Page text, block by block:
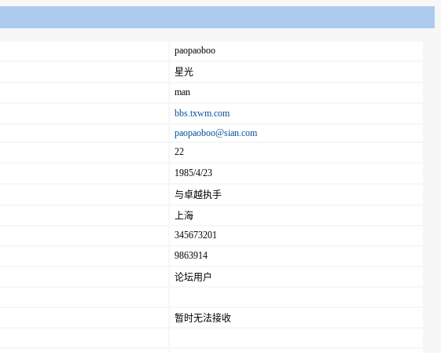
paopaoboo
星光
man
bbs.txwm.com
paopaoboo@sian.com
22
1985/4/23
与卓越执手
上海
345673201
9863914
论坛用户
暂时无法接收